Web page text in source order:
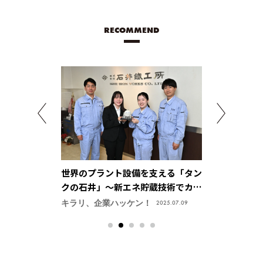
RECOMMEND
世界のプラント設備を支える「タン
クの石井」～新エネ貯蔵技術でカー
ボンニュートラル社会を実現【株式
キラリ、企業ハッケン！ 2025.07.09